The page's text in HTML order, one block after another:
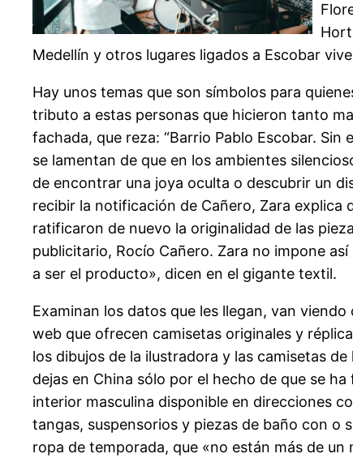
Medellín y otros lugares ligados a Escobar
Hay unos temas que son símbolos para
tributo a estas personas que hicieron tanto
fachada, que reza: “Barrio Pablo Escobar.
se lamentan de que en los ambientes
de encontrar una joya oculta o descubrir un
recibir la notificación de Cañero, Zara
ratificaron de nuevo la originalidad de las
publicitario, Rocío Cañero. Zara no impone
a ser el producto», dicen en el gigante textil.
Examinan los datos que les llegan, van
web que ofrecen camisetas originales y
los dibujos de la ilustradora y las camisetas
dejas en China sólo por el hecho de que se
interior masculina disponible en direcciones
tangas, suspensorios y piezas de baño con o
ropa de temporada, que «no están más de